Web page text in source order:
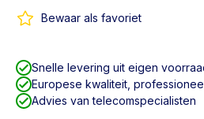
Bewaar als favoriet
Snelle levering uit eigen
Europese kwaliteit,
Advies van telecomspecialisten